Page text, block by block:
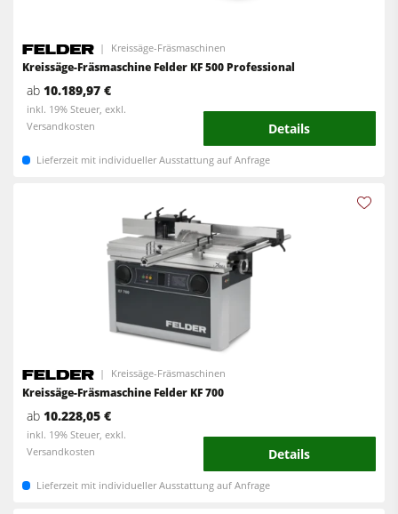
Reinluftabsauggeräte & Entstauber
Vorschubapparate
F4Solutions Software
Projektmanagement
Vorschubapparate
Kreissäge-Fräsmaschinen
Kreissäge-Fräsmaschine Felder KF 500 Professional
ab10.189,97 €
inkl. 19% Steuer, exkl.
Versandkosten
Details
Lieferzeit mit individueller Ausstattung auf Anfrage
Kreissäge-Fräsmaschinen
Kreissäge-Fräsmaschine Felder KF 700
ab10.228,05 €
inkl. 19% Steuer, exkl.
Versandkosten
Details
Lieferzeit mit individueller Ausstattung auf Anfrage